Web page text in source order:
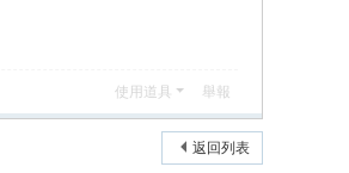
使用道具 舉報
返回列表